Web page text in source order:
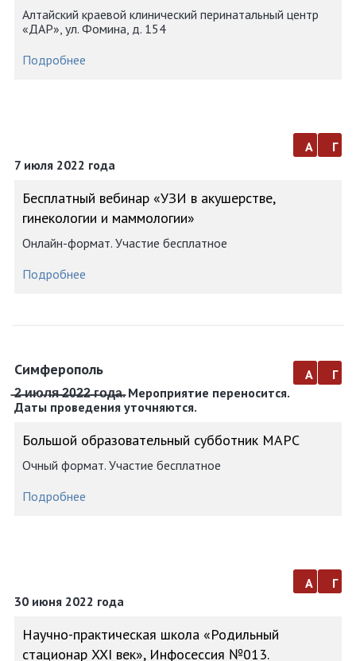
Алтайский краевой клинический перинатальный центр
«ДАР», ул. Фомина, д. 154
Подробнее
7 июля 2022 года
а г
Бесплатный вебинар «УЗИ в акушерстве,
гинекологии и маммологии»
Онлайн-формат. Участие бесплатное
Подробнее
Симферополь
̶2̶ ̶и̶ю̶л̶я̶ ̶2̶0̶2̶2̶ ̶г̶о̶д̶а̶. Мероприятие переносится.
Даты проведения уточняются.
а г
Большой образовательный субботник МАРС
Очный формат. Участие бесплатное
Подробнее
30 июня 2022 года
а г
Научно-практическая школа «Родильный
стационар XXI век», Инфосессия №013.